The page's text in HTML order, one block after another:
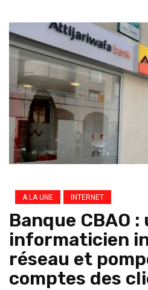
A LA UNE INTERNET
Banque CBAO :
informaticien
réseau et
comptes des